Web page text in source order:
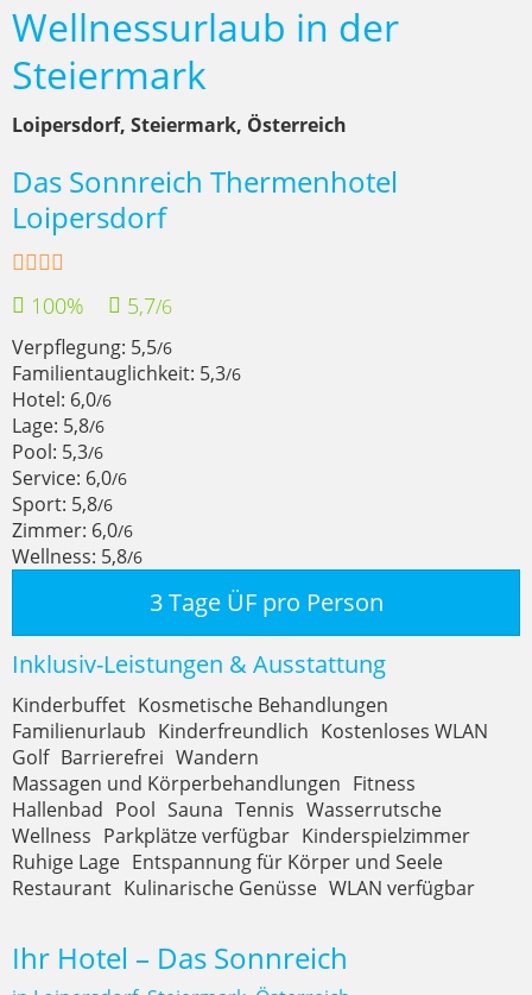
Wellnessurlaub in der
Steiermark
Loipersdorf, Steiermark, Österreich
Das Sonnreich Thermenhotel
Loipersdorf
100% 5,7/6
Verpflegung: 5,5/6
Familientauglichkeit: 5,3/6
Hotel: 6,0/6
Lage: 5,8/6
Pool: 5,3/6
Service: 6,0/6
Sport: 5,8/6
Zimmer: 6,0/6
Wellness: 5,8/6
3 Tage ÜF pro Person
Inklusiv-Leistungen & Ausstattung
Kinderbuffet Kosmetische Behandlungen
Familienurlaub Kinderfreundlich Kostenloses WLAN
Golf Barrierefrei Wandern
Massagen und Körperbehandlungen Fitness
Hallenbad Pool Sauna Tennis Wasserrutsche
Wellness Parkplätze verfügbar Kinderspielzimmer
Ruhige Lage Entspannung für Körper und Seele
Restaurant Kulinarische Genüsse WLAN verfügbar
Ihr Hotel – Das Sonnreich